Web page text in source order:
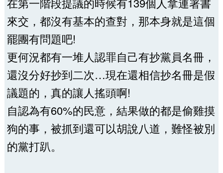
來交，都沒有基本的查對，那本身就是這個
罷團有問題吧!
更何況都有一堆人認罪自己有抄黨員名冊，
還沒分好抄到二次…現在還相信抄名冊是假
議題的，真的讓人搖頭啊!
自認為有60%的民意，結果做的都是偷雞摸
狗的事，被抓到還可以胡說八道，難怪被別
的黨打趴。